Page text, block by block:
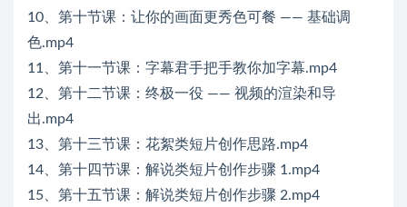
10、第十节课：让你的画面更秀色可餐 —— 基础调
色.mp4
11、第十一节课：字幕君手把手教你加字幕.mp4
12、第十二节课：终极一役 —— 视频的渲染和导
出.mp4
13、第十三节课：花絮类短片创作思路.mp4
14、第十四节课：解说类短片创作步骤 1.mp4
15、第十五节课：解说类短片创作步骤 2.mp4